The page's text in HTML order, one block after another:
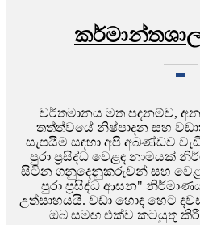
වර්තමානය මත පදනම්ව,
තත්ත්වයේ නිෂ්පාදන සහ
සැපයීම සඳහා අපි අඛණ්ඩව
පුරා ප්‍රසිද්ධ වෙළඳ නාමයක්
සිටින ගනුදෙනුකරුවන් සහ
පුරා ප්‍රසිද්ධ ආසන"
උත්සාහයයි. වඩා හොඳ හෙට
ඔබ සමඟ එක්ව කටයුතු